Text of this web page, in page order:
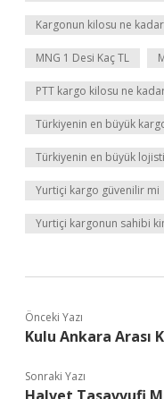
Kargonun kilosu ne
MNG 1 Desi Kaç TL
PTT kargo kilosu ne
Türkiyenin en büyük
Türkiyenin en büyük
Yurtiçi kargo güvenilir mi
Yurtiçi kargonun sahibi
Önceki Yazı
Kulu Ankara Arası
Sonraki Yazı